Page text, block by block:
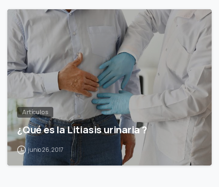
Artículos
¿Qué es la Litiasis urinaria ?
junio 26, 2017